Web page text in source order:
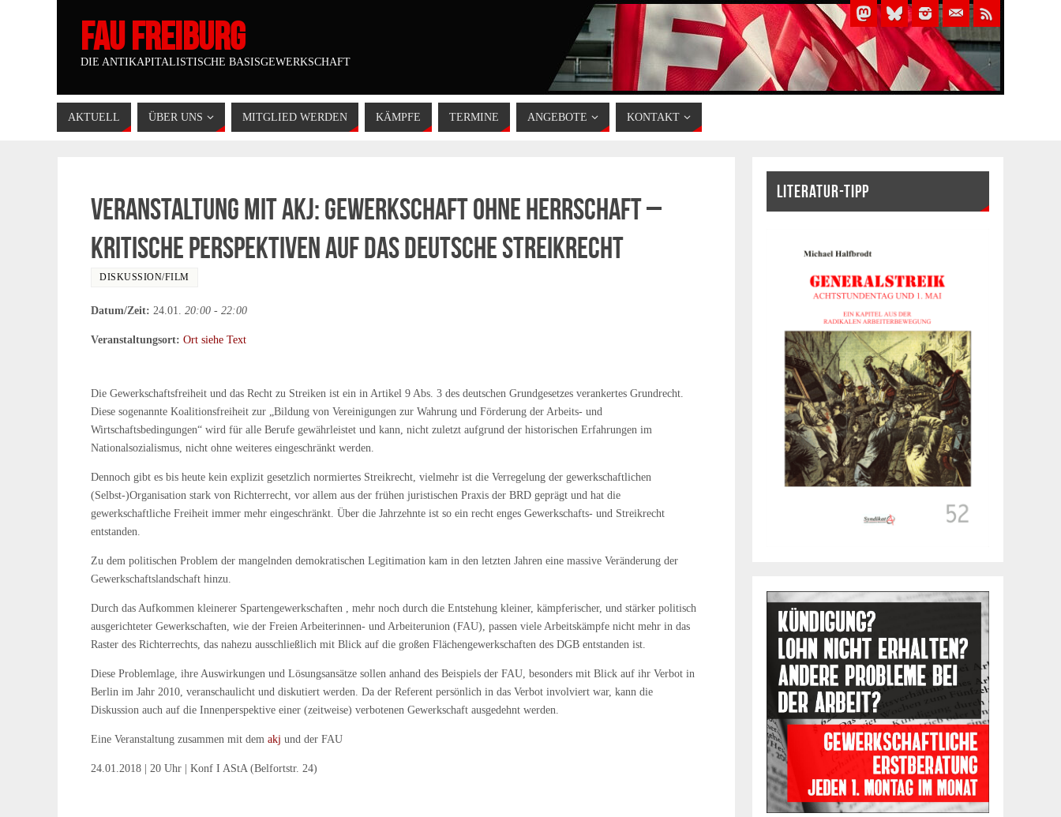
FAU FREIBURG
DIE ANTIKAPITALISTISCHE BASISGEWERKSCHAFT
AKTUELL ÜBER UNS MITGLIED WERDEN KÄMPFE TERMINE ANGEBOTE KONTAKT
Veranstaltung mit akj: Gewerkschaft ohne Herrschaft –
kritische Perspektiven auf das deutsche Streikrecht
DISKUSSION/FILM
Datum/Zeit: 24.01. 20:00 - 22:00
Veranstaltungsort: Ort siehe Text
Die Gewerkschaftsfreiheit und das Recht zu Streiken ist ein in Artikel 9 Abs. 3 des deutschen Grundgesetzes verankertes Grundrecht.
Diese sogenannte Koalitionsfreiheit zur „Bildung von Vereinigungen zur Wahrung und Förderung der Arbeits- und
Wirtschaftsbedingungen“ wird für alle Berufe gewährleistet und kann, nicht zuletzt aufgrund der historischen Erfahrungen im
Nationalsozialismus, nicht ohne weiteres eingeschränkt werden.
Dennoch gibt es bis heute kein explizit gesetzlich normiertes Streikrecht, vielmehr ist die Verregelung der gewerkschaftlichen
(Selbst-)Organisation stark von Richterrecht, vor allem aus der frühen juristischen Praxis der BRD geprägt und hat die
gewerkschaftliche Freiheit immer mehr eingeschränkt. Über die Jahrzehnte ist so ein recht enges Gewerkschafts- und Streikrecht
entstanden.
Zu dem politischen Problem der mangelnden demokratischen Legitimation kam in den letzten Jahren eine massive Veränderung der
Gewerkschaftslandschaft hinzu.
Durch das Aufkommen kleinerer Spartengewerkschaften , mehr noch durch die Entstehung kleiner, kämpferischer, und stärker politisch
ausgerichteter Gewerkschaften, wie der Freien Arbeiterinnen- und Arbeiterunion (FAU), passen viele Arbeitskämpfe nicht mehr in das
Raster des Richterrechts, das nahezu ausschließlich mit Blick auf die großen Flächengewerkschaften des DGB entstanden ist.
Diese Problemlage, ihre Auswirkungen und Lösungsansätze sollen anhand des Beispiels der FAU, besonders mit Blick auf ihr Verbot in
Berlin im Jahr 2010, veranschaulicht und diskutiert werden. Da der Referent persönlich in das Verbot involviert war, kann die
Diskussion auch auf die Innenperspektive einer (zeitweise) verbotenen Gewerkschaft ausgedehnt werden.
Eine Veranstaltung zusammen mit dem akj und der FAU
24.01.2018 | 20 Uhr | Konf I AStA (Belfortstr. 24)
LITERATUR-TIPP